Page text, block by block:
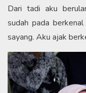
Dari tadi aku
sudah pada
sayang. Aku ajak